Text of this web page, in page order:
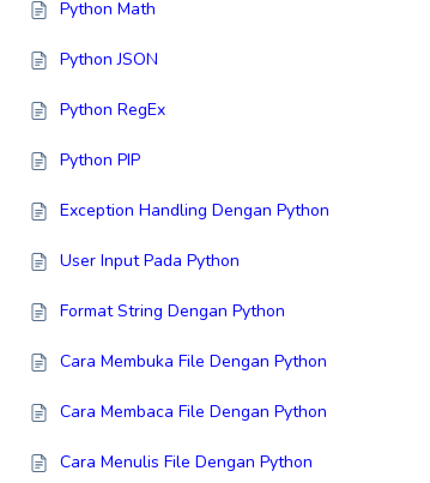
Python Math
Python JSON
Python RegEx
Python PIP
Exception Handling Dengan Python
User Input Pada Python
Format String Dengan Python
Cara Membuka File Dengan Python
Cara Membaca File Dengan Python
Cara Menulis File Dengan Python